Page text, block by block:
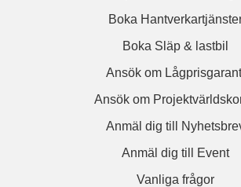
Boka
Boka Släp & lastbil
Ansök om
Ansök om
Anmäl dig till
Anmäl dig till Event
Vanliga frågor